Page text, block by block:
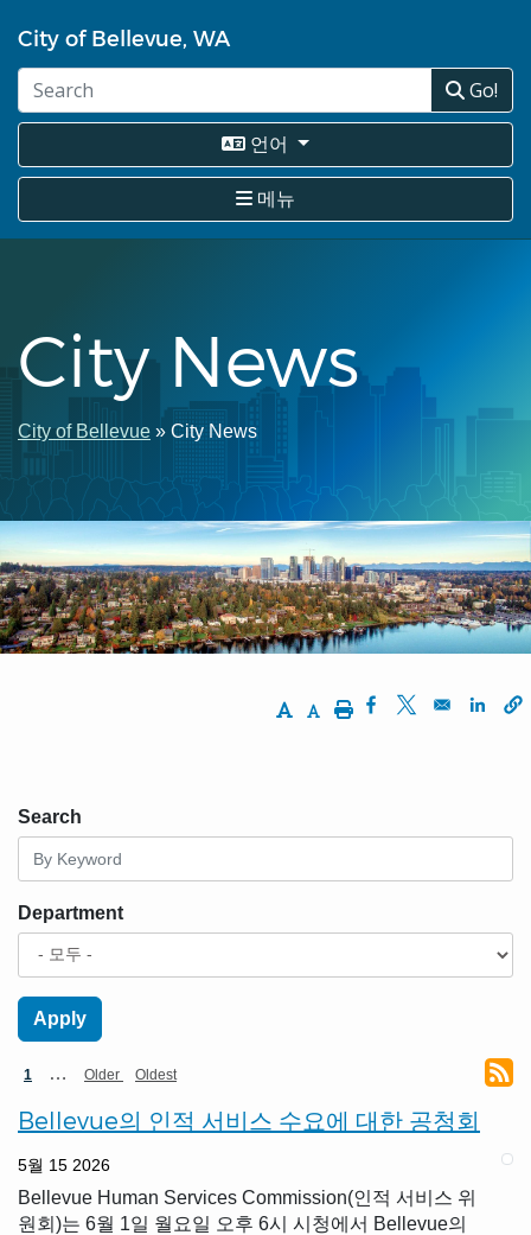
요
츠
건
뛰
City of Bellevue, WA
Go!
언어
메뉴
City News
이
동
경
로
City of Bellevue City News
Increase Text Size
Decrease Text Size
PrintOpens in a new
Opens in a
Search
Department
페
이
지
지
정
현
페
이
1 …
다
이
Older
마
막
페
Oldest
Bellevue의 인적 서비스 수요에 대한 공청회
5월 15 2026
Bellevue Human Services Commission(인적 서비스 위
원회)는 6월 1일 월요일 오후 6시 시청에서 Bellevue의